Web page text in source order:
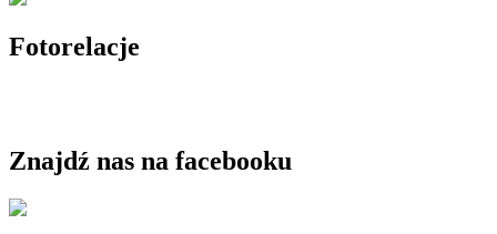
Fotorelacje
Znajdź nas na facebooku